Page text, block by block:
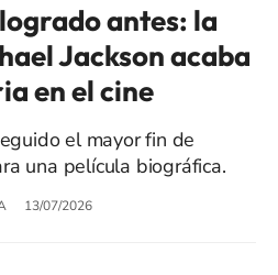
antes: la
Jackson acaba
en el cine
el mayor fin de
una película biográfica.
13/07/2026